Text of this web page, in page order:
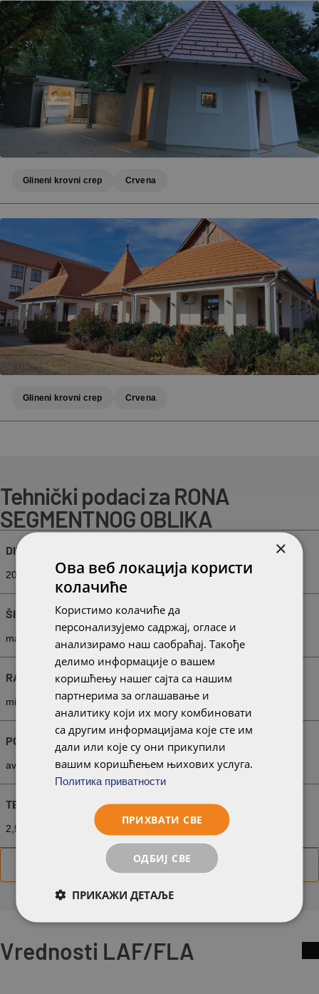
Glineni krovni crep Crvena
Glineni krovni crep Crvena
Tehnički podaci za RONA
SEGMENTNOG OBLIKA
DIMENZIJE (PRIBL.)
205 × 400 mm
ŠIRINA POKRIVANJA
max. 180 mm
RAZMAK LETVI
min. 240 mm av. 260 mm
POTREBAN CREP (PRIBL.)
av. 21,4 kom./m²
TEŽINA
2,55 kg/kom
Pogledajte više
Vrednosti LAF/FLA
×
Ова веб локација користи
колачиће
Користимо колачиће да
персонализујемо садржај, огласе и
анализирамо наш саобраћај. Такође
делимо информације о вашем
коришћењу нашег сајта са нашим
партнерима за оглашавање и
аналитику који их могу комбиновати
са другим информацијама које сте им
дали или које су они прикупили
вашим коришћењем њихових услуга.
Политика приватности
ПРИХВАТИ СВЕ
ОДБИЈ СВЕ
ПРИКАЖИ ДЕТАЉЕ